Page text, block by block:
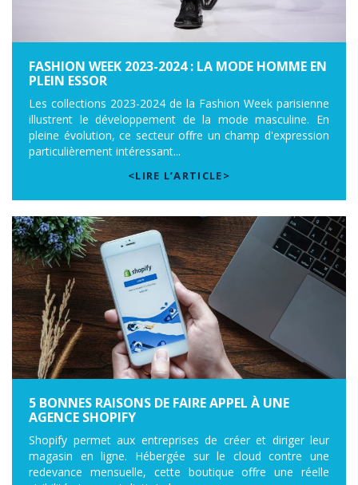
FASHION WEEK 2023-2024 : LA MODE HOMME EN
PLEIN ESSOR
Les collections 2023-2024 de la Fashion Week parisienne
illustrent le développement de la mode masculine. En
pleine évolution, ce secteur offre un champ d'expression
particulièrement intéressant...
<LIRE L’ARTICLE>
5 BONNES RAISONS DE FAIRE APPEL À UNE
AGENCE SHOPIFY
Shopify permet aux entreprises de créer et diriger leur
magasin en ligne. Hébergée sur le cloud contre une
redevance mensuelle, cette boutique offre une réelle